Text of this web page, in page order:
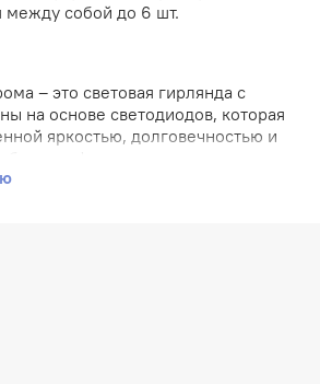
между собой до 6 шт.
– это световая гирлянда с
на основе светодиодов, которая
яркостью, долговечностью и
между нитями 14 см,
до 6 штук. «Бахрома»
среди декораторов, а
и частной недвижимости
фасадов своих кафе,
что сразу же выгодно